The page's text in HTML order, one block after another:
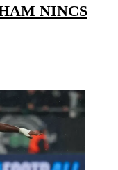
NINCS